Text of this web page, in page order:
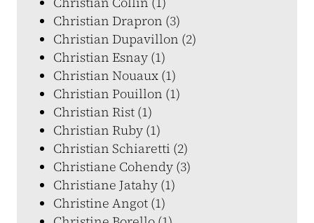
Christian Drapron (3)
Christian Dupavillon (2)
Christian Esnay (1)
Christian Nouaux (1)
Christian Pouillon (1)
Christian Rist (1)
Christian Ruby (1)
Christian Schiaretti (2)
Christiane Cohendy (3)
Christiane Jatahy (1)
Christine Angot (1)